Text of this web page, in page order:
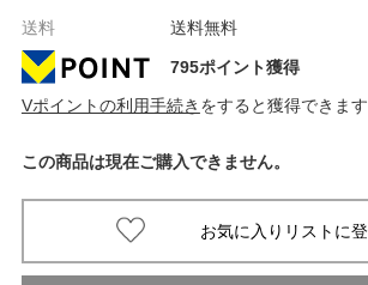
送料
送料無料
795ポイント獲得
Vポイントの利用手続き をすると獲得できます
この商品は現在ご購入できません。